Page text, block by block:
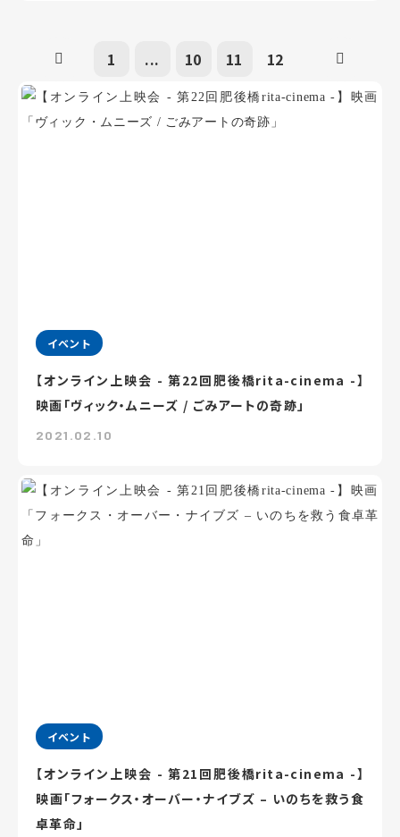
1 ... 10 11 12
イベント
【オンライン上映会 - 第22回肥後橋rita-cinema -】
映画「ヴィック・ムニーズ / ごみアートの奇跡」
2021.02.10
イベント
【オンライン上映会 - 第21回肥後橋rita-cinema -】
映画「フォークス・オーバー・ナイブズ – いのちを救う食
卓革命」